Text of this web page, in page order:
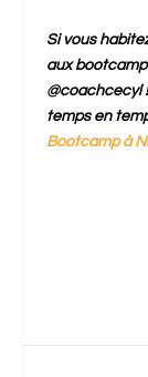
Si vous
aux
@coachcecyl
temps en
Bootcamp à